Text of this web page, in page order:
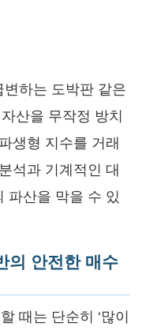
하는 도박판 같은
산을 무작정 방치
생형 지수를 거래
석과 기계적인 대
파산을 막을 수 있
의 안전한 매수
때는 단순히 ‘많이